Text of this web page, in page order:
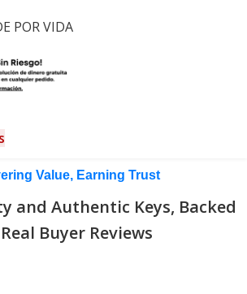
POR VIDA
Value, Earning Trust
and Authentic Keys, Backed
Buyer Reviews